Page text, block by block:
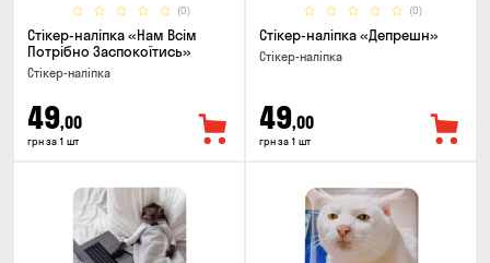
(0)
Стікер-наліпка «Нам Всім
Потрібно Заспокоїтись»
Стікер-наліпка
49,00
грн за 1 шт
(0)
Стікер-наліпка «Депрешн»
Стікер-наліпка
49,00
грн за 1 шт